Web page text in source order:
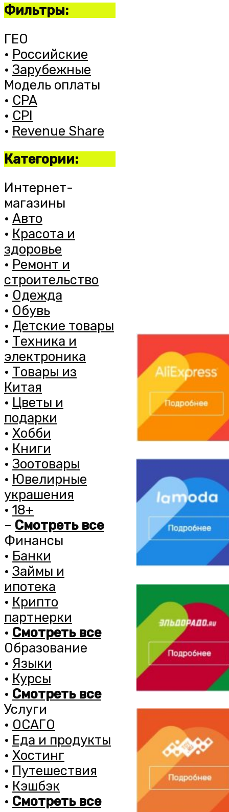
Фильтры:
ГЕО
• Российские
• Зарубежные
Модель оплаты
• CPA
• CPI
• Revenue Share
Категории:
Интернет-
магазины
• Авто
• Красота и
здоровье
• Ремонт и
строительство
• Одежда
• Обувь
• Детские товары
• Техника и
электроника
• Товары из
Китая
• Цветы и
подарки
• Хобби
• Книги
• Зоотовары
• Ювелирные
украшения
• 18+
– Смотреть все
Финансы
• Банки
• Займы и
ипотека
• Крипто
партнерки
• Смотреть все
Образование
• Языки
• Курсы
• Смотреть все
Услуги
• ОСАГО
• Еда и продукты
• Хостинг
• Путешествия
• Кэшбэк
• Смотреть все